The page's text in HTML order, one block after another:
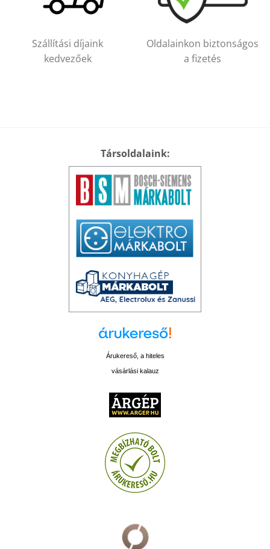
Szállítási díjaink
kedvezőek
Oldalainkon biztonságos
a fizetés
Társoldalaink:
Árukereső, a hiteles
vásárlási kalauz